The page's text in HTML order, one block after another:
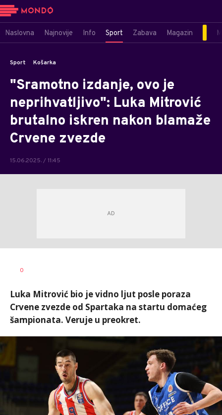
Naslovna Najnovije Info Sport Zabava Magazin
Sport Košarka
"Sramotno izdanje, ovo je
neprihvatljivo": Luka Mitrović
brutalno iskren nakon blamaže
Crvene zvezde
15.06.2025. / 11:45
AUTOR
0
Luka Mitrović bio je vidno ljut posle poraza
Crvene zvezde od Spartaka na startu domaćeg
šampionata. Veruje u preokret.